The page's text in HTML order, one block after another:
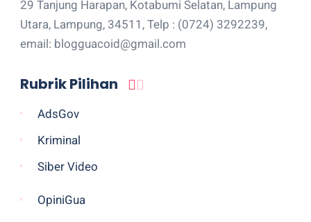
29 Tanjung Harapan, Kotabumi Selatan, Lampung
Utara, Lampung, 34511, Telp : (0724) 3292239,
email: blogguacoid@gmail.com
Rubrik Pilihan
AdsGov
Kriminal
Siber Video
OpiniGua